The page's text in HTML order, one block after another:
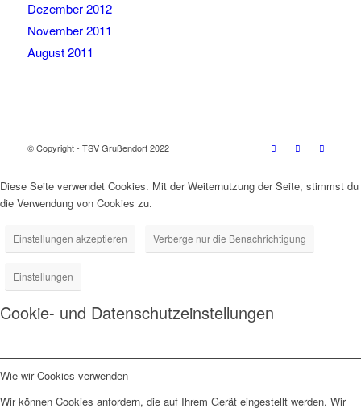
Dezember 2012
November 2011
August 2011
© Copyright - TSV Grußendorf 2022
Diese Seite verwendet Cookies. Mit der Weiternutzung der Seite, stimmst du
die Verwendung von Cookies zu.
Einstellungen akzeptieren Verberge nur die Benachrichtigung
Einstellungen
Cookie- und Datenschutzeinstellungen
Wie wir Cookies verwenden
Wir können Cookies anfordern, die auf Ihrem Gerät eingestellt werden. Wir